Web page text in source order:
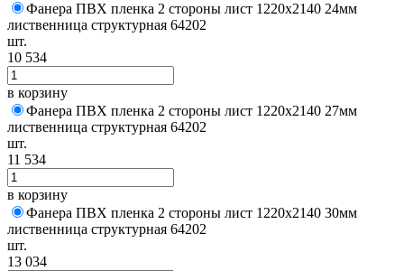
Фанера ПВХ пленка 2 стороны лист 1220х2140 24мм
лиственница структурная 64202
шт.
10 534
в корзину
Фанера ПВХ пленка 2 стороны лист 1220х2140 27мм
лиственница структурная 64202
шт.
11 534
в корзину
Фанера ПВХ пленка 2 стороны лист 1220х2140 30мм
лиственница структурная 64202
шт.
13 034